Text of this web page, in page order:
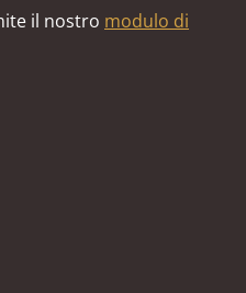
il nostro modulo di